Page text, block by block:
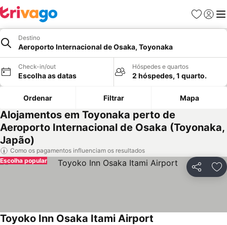
Favoritos
Iniciar
Destino
Aeroporto Internacional de Osaka, Toyonaka
Check-in/out
Escolha as datas
Hóspedes e quartos
2 hóspedes, 1 quarto.
Ordenar Filtrar Mapa
Alojamentos em Toyonaka perto de
Aeroporto Internacional de Osaka (Toyonaka,
Japão)
Como os pagamentos influenciam os resultados
Partilhar
Escolha popular
Toyoko Inn Osaka Itami Airport